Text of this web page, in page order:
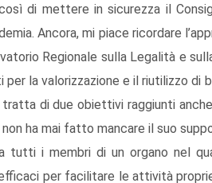
di mettere in sicurezza il
Ancora, mi piace ricordare
Regionale sulla Legalità e
per la valorizzazione e il riutilizzo di
di due obiettivi raggiunti
ha mai fatto mancare il suo
tutti i membri di un organo nel
per facilitare le attività